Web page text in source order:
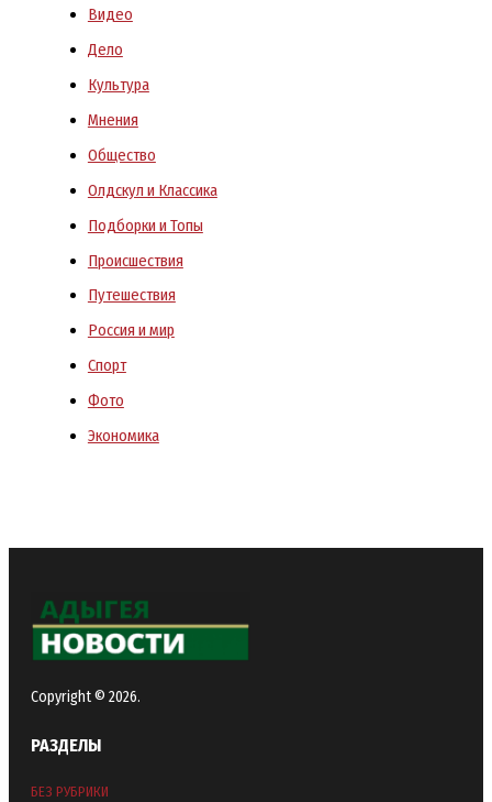
Видео
Дело
Культура
Мнения
Общество
Олдскул и Классика
Подборки и Топы
Происшествия
Путешествия
Россия и мир
Спорт
Фото
Экономика
Copyright © 2026.
РАЗДЕЛЫ
БЕЗ РУБРИКИ